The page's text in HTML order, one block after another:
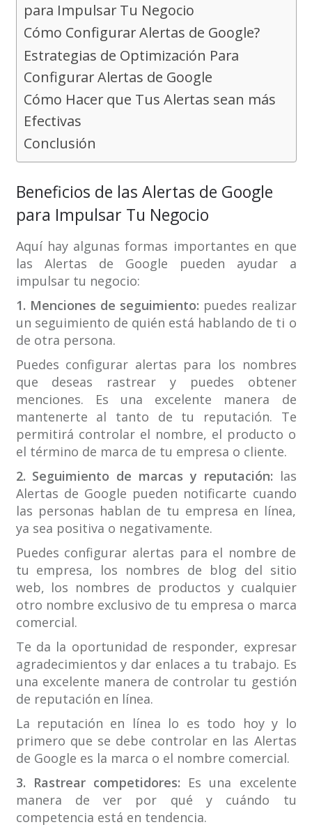
para Impulsar Tu Negocio
Cómo Configurar Alertas de Google?
Estrategias de Optimización Para
Configurar Alertas de Google
Cómo Hacer que Tus Alertas sean más
Efectivas
Conclusión
Beneficios de las Alertas de Google
para Impulsar Tu Negocio
Aquí hay algunas formas importantes en que
las Alertas de Google pueden ayudar a
impulsar tu negocio:
1. Menciones de seguimiento: puedes realizar
un seguimiento de quién está hablando de ti o
de otra persona.
Puedes configurar alertas para los nombres
que deseas rastrear y puedes obtener
menciones. Es una excelente manera de
mantenerte al tanto de tu reputación. Te
permitirá controlar el nombre, el producto o
el término de marca de tu empresa o cliente.
2. Seguimiento de marcas y reputación: las
Alertas de Google pueden notificarte cuando
las personas hablan de tu empresa en línea,
ya sea positiva o negativamente.
Puedes configurar alertas para el nombre de
tu empresa, los nombres de blog del sitio
web, los nombres de productos y cualquier
otro nombre exclusivo de tu empresa o marca
comercial.
Te da la oportunidad de responder, expresar
agradecimientos y dar enlaces a tu trabajo. Es
una excelente manera de controlar tu gestión
de reputación en línea.
La reputación en línea lo es todo hoy y lo
primero que se debe controlar en las Alertas
de Google es la marca o el nombre comercial.
3. Rastrear competidores: Es una excelente
manera de ver por qué y cuándo tu
competencia está en tendencia.